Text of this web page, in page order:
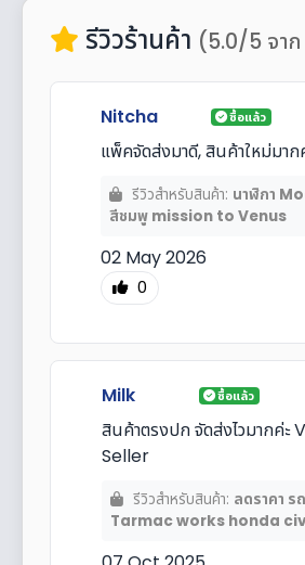
รีวิวร้านค้า (5.0/5 จาก
Nitcha ซื้อแล้ว
แพ็คจัดส่งมาดี, สินค้าใหม่มาก
รีวิวสำหรับสินค้า: นาฬิกา
สีชมพู mission to Venus
02 May 2026
0
Milk ซื้อแล้ว
สินค้าตรงปก จัดส่งไวมากค่ะ
Seller
รีวิวสำหรับสินค้า: ลดราคา ร
Tarmac works honda